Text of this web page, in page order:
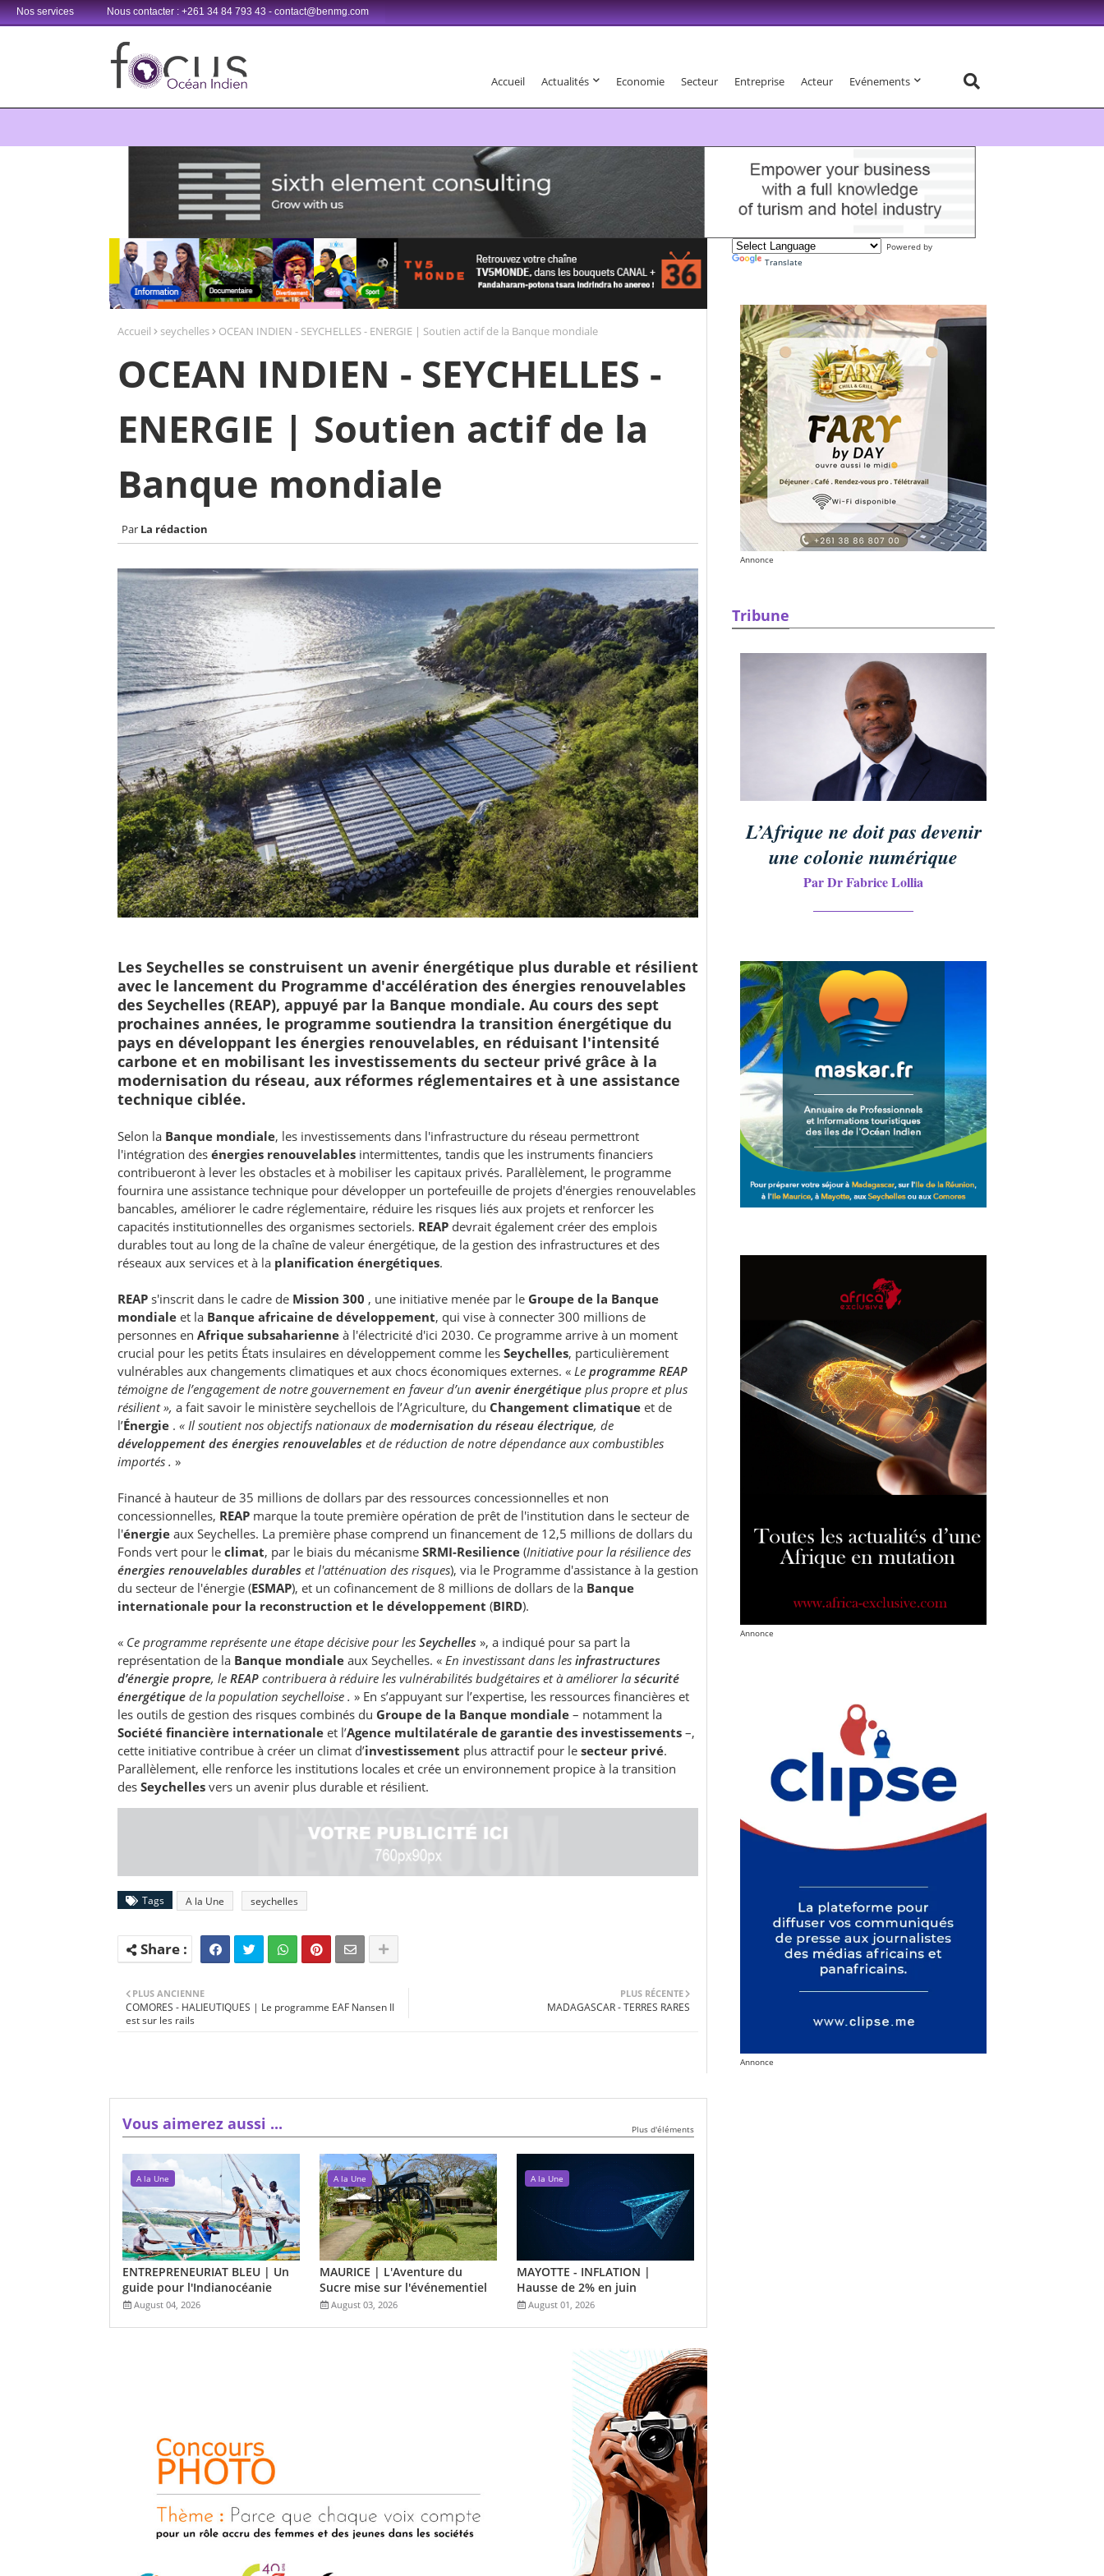
Nos services Nous contacter : +261 34 84 793 43 - contact@benmg.com
Accueil Actualités Economie Secteur Entreprise Acteur Evénements
Retrouvez votre chaîne @TV5MONDE, dans les bouquets CANAL+ 36 . Fandaharam-potoana tsara indrindra ho anareo!
Accueil seychelles OCEAN INDIEN - SEYCHELLES - ENERGIE | Soutien actif de la Banque mondiale
OCEAN INDIEN - SEYCHELLES -
ENERGIE | Soutien actif de la
Banque mondiale
La rédaction
Les Seychelles se construisent un avenir énergétique plus durable et résilient
avec le lancement du Programme d'accélération des énergies renouvelables
des Seychelles (REAP), appuyé par la Banque mondiale. Au cours des sept
prochaines années, le programme soutiendra la transition énergétique du
pays en développant les énergies renouvelables, en réduisant l'intensité
carbone et en mobilisant les investissements du secteur privé grâce à la
modernisation du réseau, aux réformes réglementaires et à une assistance
technique ciblée.
Selon la Banque mondiale, les investissements dans l'infrastructure du réseau permettront
l'intégration des énergies renouvelables intermittentes, tandis que les instruments financiers
contribueront à lever les obstacles et à mobiliser les capitaux privés. Parallèlement, le programme
fournira une assistance technique pour développer un portefeuille de projets d'énergies renouvelables
bancables, améliorer le cadre réglementaire, réduire les risques liés aux projets et renforcer les
capacités institutionnelles des organismes sectoriels. REAP devrait également créer des emplois
durables tout au long de la chaîne de valeur énergétique, de la gestion des infrastructures et des
réseaux aux services et à la planification énergétiques.
REAP s'inscrit dans le cadre de Mission 300 , une initiative menée par le Groupe de la Banque
mondiale et la Banque africaine de développement, qui vise à connecter 300 millions de
personnes en Afrique subsaharienne à l'électricité d'ici 2030. Ce programme arrive à un moment
crucial pour les petits États insulaires en développement comme les Seychelles, particulièrement
vulnérables aux changements climatiques et aux chocs économiques externes. « Le programme REAP
témoigne de l’engagement de notre gouvernement en faveur d’un avenir énergétique plus propre et plus
résilient », a fait savoir le ministère seychellois de l’Agriculture, du Changement climatique et de
l’Énergie . « Il soutient nos objectifs nationaux de modernisation du réseau électrique, de
développement des énergies renouvelables et de réduction de notre dépendance aux combustibles
importés . »
Financé à hauteur de 35 millions de dollars par des ressources concessionnelles et non
concessionnelles, REAP marque la toute première opération de prêt de l'institution dans le secteur de
l'énergie aux Seychelles. La première phase comprend un financement de 12,5 millions de dollars du
Fonds vert pour le climat, par le biais du mécanisme SRMI-Resilience (Initiative pour la résilience des
énergies renouvelables durables et l'atténuation des risques), via le Programme d'assistance à la gestion
du secteur de l'énergie (ESMAP), et un cofinancement de 8 millions de dollars de la Banque
internationale pour la reconstruction et le développement (BIRD).
« Ce programme représente une étape décisive pour les Seychelles », a indiqué pour sa part la
représentation de la Banque mondiale aux Seychelles. « En investissant dans les infrastructures
d’énergie propre, le REAP contribuera à réduire les vulnérabilités budgétaires et à améliorer la sécurité
énergétique de la population seychelloise . » En s’appuyant sur l’expertise, les ressources financières et
les outils de gestion des risques combinés du Groupe de la Banque mondiale – notamment la
Société financière internationale et l’Agence multilatérale de garantie des investissements –,
cette initiative contribue à créer un climat d’investissement plus attractif pour le secteur privé.
Parallèlement, elle renforce les institutions locales et crée un environnement propice à la transition
des Seychelles vers un avenir plus durable et résilient.
Tags A la Une seychelles
PLUS RÉCENTE
MADAGASCAR - TERRES RARES
PLUS ANCIENNE
COMORES - HALIEUTIQUES | Le programme EAF Nansen II
est sur les rails
Vous aimerez aussi ... Plus d'éléments
A la Une
ENTREPRENEURIAT BLEU | Un
guide pour l'Indianocéanie
August 04, 2026
A la Une
MAURICE | L'Aventure du
Sucre mise sur l'événementiel
August 03, 2026
A la Une
MAYOTTE - INFLATION |
Hausse de 2% en juin
August 01, 2026
Powered by
Translate
Annonce
Tribune
L’Afrique ne doit pas devenir
une colonie numérique
Par Dr Fabrice Lollia
Annonce
Annonce